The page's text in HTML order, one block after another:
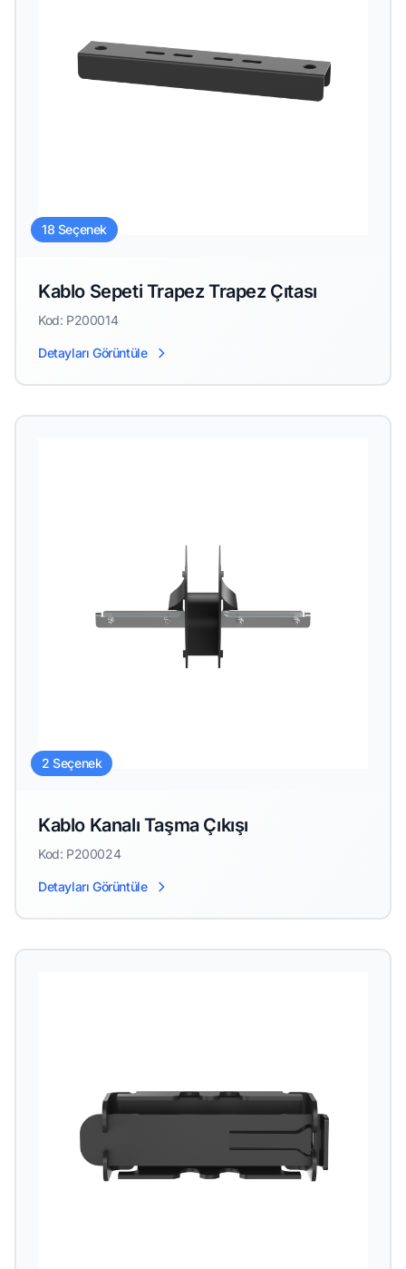
18 Seçenek
Kablo Sepeti Trapez Trapez Çıtası
Kod: P200014
Detayları Görüntüle
2 Seçenek
Kablo Kanalı Taşma Çıkışı
Kod: P200024
Detayları Görüntüle